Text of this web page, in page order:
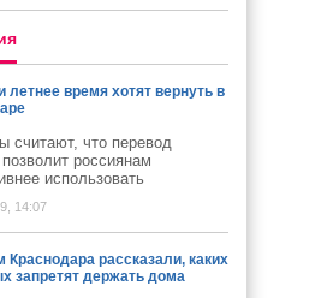
летнее время хотят вернуть в
считают, что перевод
россиянам
использовать
14:07
рассказали, каких
запретят держать дома